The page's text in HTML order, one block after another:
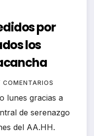
los
COMENTARIOS
lunes gracias a
de serenazgo
del AA.HH.